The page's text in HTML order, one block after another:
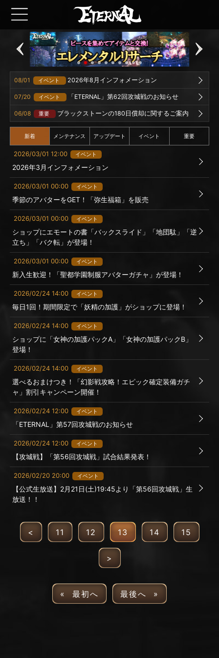
08/01 イベント 2026年8月インフォメーション
07/20 イベント 「ETERNAL」第62回攻城戦のお知らせ
06/08 重要 ブラックストーンの180日償却に関するご案内
新着 メンテナンス アップデート イベント 重要
2026/03/01 12:00 イベント
2026年3月インフォメーション
2026/03/01 00:00 イベント
季節のアバターをGET！「弥生福箱」を販売
2026/03/01 00:00 イベント
ショップにエモートの書「バックスライド」「地団駄」「逆
立ち」「バク転」が登場！
2026/03/01 00:00 イベント
新入生歓迎！「聖都学園制服アバターガチャ」が登場！
2026/02/24 14:00 イベント
毎日1回！期間限定で「妖精の加護」がショップに登場！
2026/02/24 14:00 イベント
ショップに「女神の加護パックA」「女神の加護パックB」
登場！
2026/02/24 14:00 イベント
選べるおまけつき！「幻影戦攻略！エピック確定装備ガチ
ャ」割引キャンペーン開催！
2026/02/24 12:00 イベント
「ETERNAL」第57回攻城戦のお知らせ
2026/02/24 12:00 イベント
【攻城戦】「第56回攻城戦」試合結果発表！
2026/02/20 20:00 イベント
【公式生放送】2月21日(土)19:45より「第56回攻城戦」生
放送！！
< 11 12 13 14 15
>
« 最初へ 最後へ »